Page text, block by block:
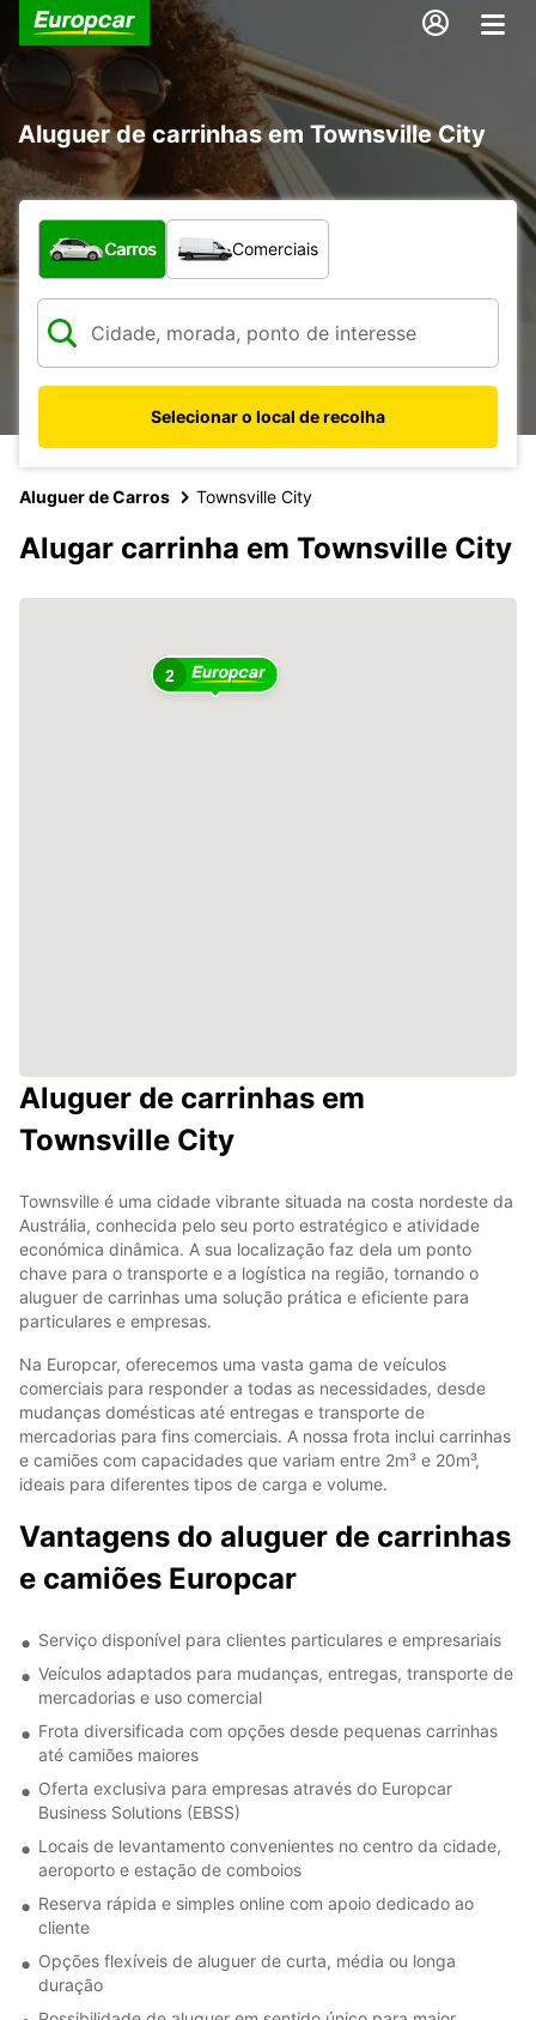
Aluguer de carrinhas em Townsville City
Que tipo de veículo pretende?
Carros Comerciais
Selecionar o local de recolha
Aluguer de Carros Townsville City
Alugar carrinha em Townsville City
2
Aluguer de carrinhas em
Townsville City
Townsville é uma cidade vibrante situada na costa nordeste da
Austrália, conhecida pelo seu porto estratégico e atividade
económica dinâmica. A sua localização faz dela um ponto
chave para o transporte e a logística na região, tornando o
aluguer de carrinhas uma solução prática e eficiente para
particulares e empresas.
Na Europcar, oferecemos uma vasta gama de veículos
comerciais para responder a todas as necessidades, desde
mudanças domésticas até entregas e transporte de
mercadorias para fins comerciais. A nossa frota inclui carrinhas
e camiões com capacidades que variam entre 2m³ e 20m³,
ideais para diferentes tipos de carga e volume.
Vantagens do aluguer de carrinhas
e camiões Europcar
Serviço disponível para clientes particulares e empresariais
Veículos adaptados para mudanças, entregas, transporte de
mercadorias e uso comercial
Frota diversificada com opções desde pequenas carrinhas
até camiões maiores
Oferta exclusiva para empresas através do Europcar
Business Solutions (EBSS)
Locais de levantamento convenientes no centro da cidade,
aeroporto e estação de comboios
Reserva rápida e simples online com apoio dedicado ao
cliente
Opções flexíveis de aluguer de curta, média ou longa
duração